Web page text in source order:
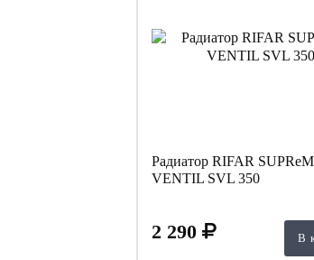
Радиатор RIFAR
VENTIL SVL 350
2 290 В